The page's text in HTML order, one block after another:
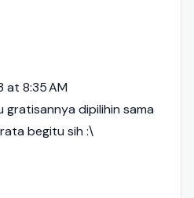
at 8:35 AM
gratisannya dipilihin sama
begitu sih :\